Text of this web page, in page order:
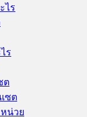
ไร
ร
ต
ซต
น่วย